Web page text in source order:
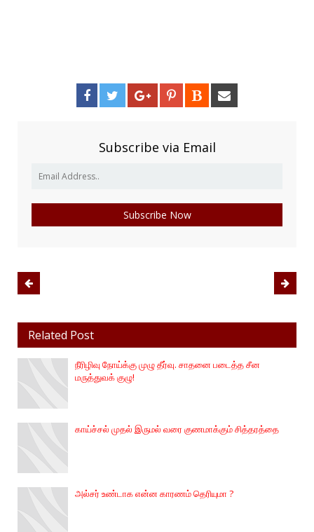
Subscribe via Email
Related Post
நீரிழிவு நோய்க்கு முழு தீர்வு. சாதனை படைத்த சீன
மருத்துவக் குழு!
காய்ச்சல் முதல் இருமல் வரை குணமாக்கும் சித்தரத்தை
அல்சர் உண்டாக என்ன காரணம் தெரியுமா ?